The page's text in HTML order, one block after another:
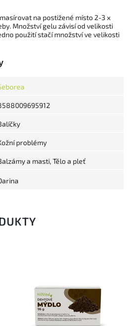
na postižené místo 2-3 x
Množství gelu závisí od velikosti
použití stačí množství ve velikosti
problémy
a masti, Tělo a pleť